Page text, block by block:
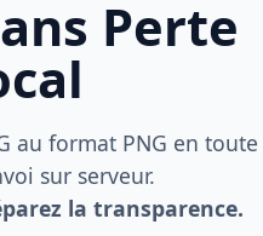
Perte
au format PNG en toute
sur serveur.
la transparence.